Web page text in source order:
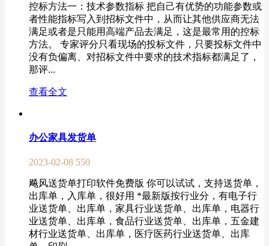
控标方法一：技术参数指标 把自己有优势的功能参数或
者性能指标写入到招标文件中，从而让其他供应商无法
满足或者是只能用高端产品去满足，这是最常用的控标
方法。 专家评分只看现场的投标文件，只要投标文件中
没有负偏离、对招标文件中要求的技术指标都满足了，
那评...
查看全文
办公家具发货单
2023-02-08 550
飚风送货单打印软件免费版 你可以试试，支持送货单，
出库单，入库单，很好用 *最新版按行业分，有电子行
业送货单、出库单，家具行业送货单、出库单，电器行
业送货单、出库单，食品行业送货单、出库单，五金建
材行业送货单、出库单，医疗医药行业送货单、出库